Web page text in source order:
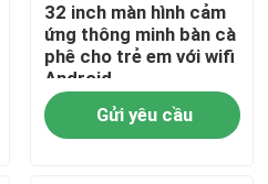
32 inch màn hình cảm
ứng thông minh bàn cà
phê cho trẻ em với wifi
Android
Gửi yêu cầu